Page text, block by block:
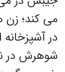
می کند؛ زن
در
شوهرش در